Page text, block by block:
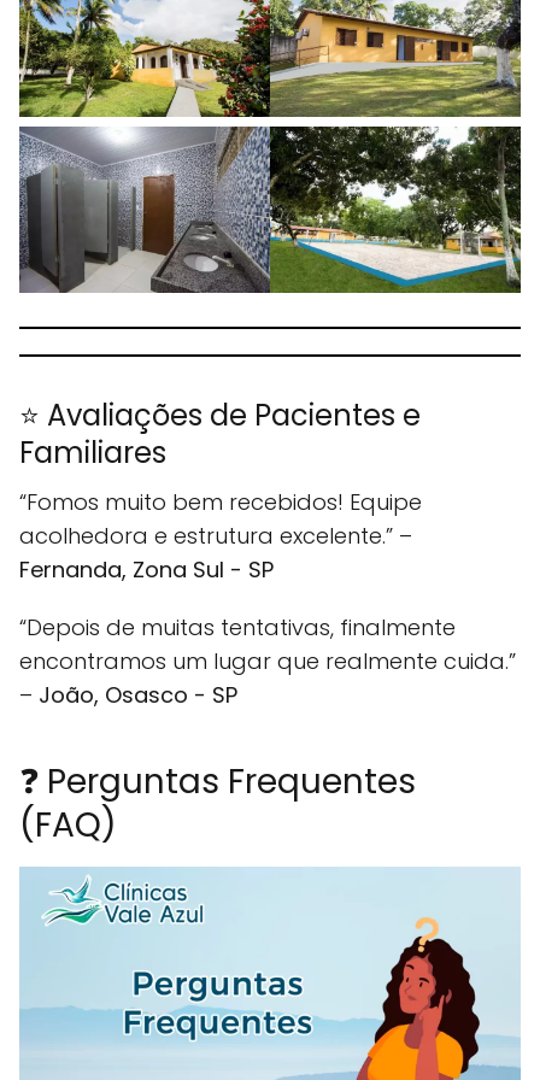
⭐ Avaliações de Pacientes e
Familiares
“Fomos muito bem recebidos! Equipe
acolhedora e estrutura excelente.” –
Fernanda, Zona Sul - SP
“Depois de muitas tentativas, finalmente
encontramos um lugar que realmente cuida.”
– João, Osasco - SP
❓ Perguntas Frequentes
(FAQ)